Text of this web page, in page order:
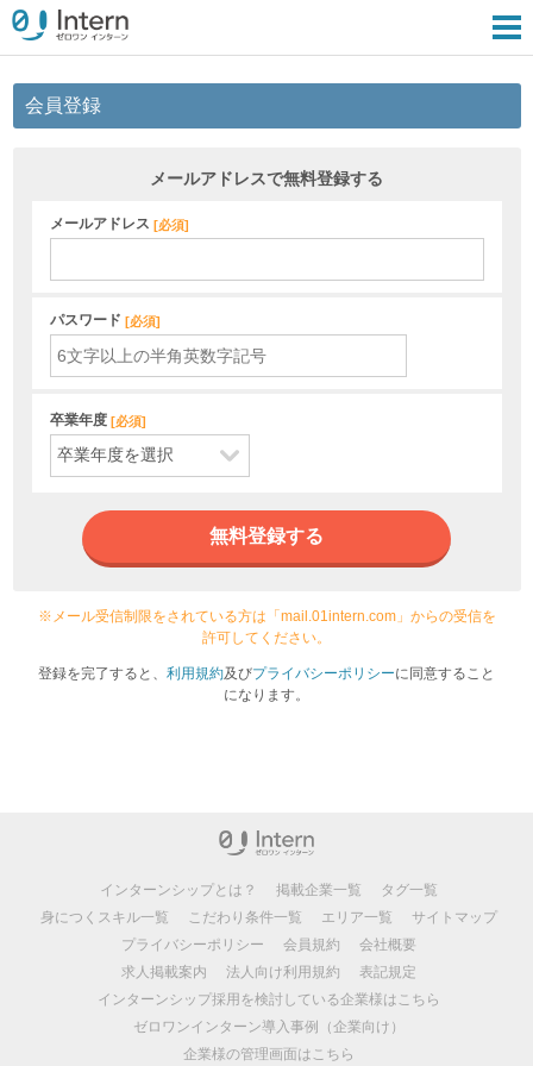
会員登録
メールアドレスで無料登録する
メールアドレス [必須]
パスワード [必須]
卒業年度 [必須]
無料登録する
※メール受信制限をされている方は「mail.01intern.com」からの受信を
許可してください。
登録を完了すると、 利用規約及びプライバシーポリシーに同意すること
になります。
インターンシップとは？ 掲載企業一覧
タグ一覧
身につくスキル一覧
こだわり条件一覧 エリア一覧
サイトマップ
プライバシーポリシー
会員規約
会社概要
求人掲載案内
法人向け利用規約
表記規定
インターンシップ採用を検討している企業様はこちら
ゼロワンインターン導入事例（企業向け）
企業様の管理画面はこちら